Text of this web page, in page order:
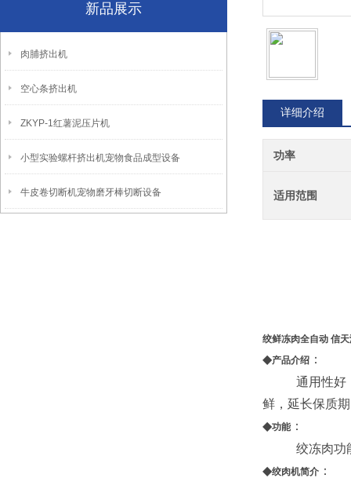
新品展示
肉脯挤出机
空心条挤出机
ZKYP-1红薯泥压片机
小型实验螺杆挤出机宠物食品成型设备
牛皮卷切断机宠物磨牙棒切断设备
详细介绍
功率
适用范围
绞鲜冻肉全自动 信
◆产品介绍 ：
通用性好
鲜，延长保质
◆功能：
绞冻肉功
◆绞肉机简介 ：